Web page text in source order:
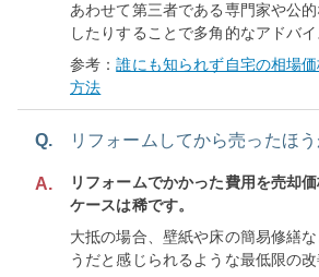
あわせて第三者である専門家や公
したりすることで多角的なアドバイ
参考：誰にも知られず自宅の相場
方法
Q. リフォームしてから売ったほう
A.
リフォームでかかった費用を売却
ケースは稀です。
大抵の場合、壁紙や床の簡易修繕
うだと感じられるような最低限の改